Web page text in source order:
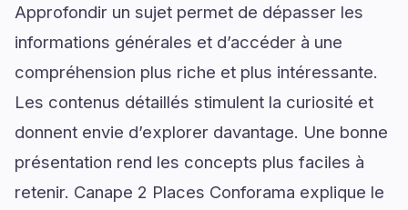
Approfondir un sujet permet de dépasser les
informations générales et d’accéder à une
compréhension plus riche et plus intéressante.
Les contenus détaillés stimulent la curiosité et
donnent envie d’explorer davantage. Une bonne
présentation rend les concepts plus faciles à
retenir. Canape 2 Places Conforama explique le